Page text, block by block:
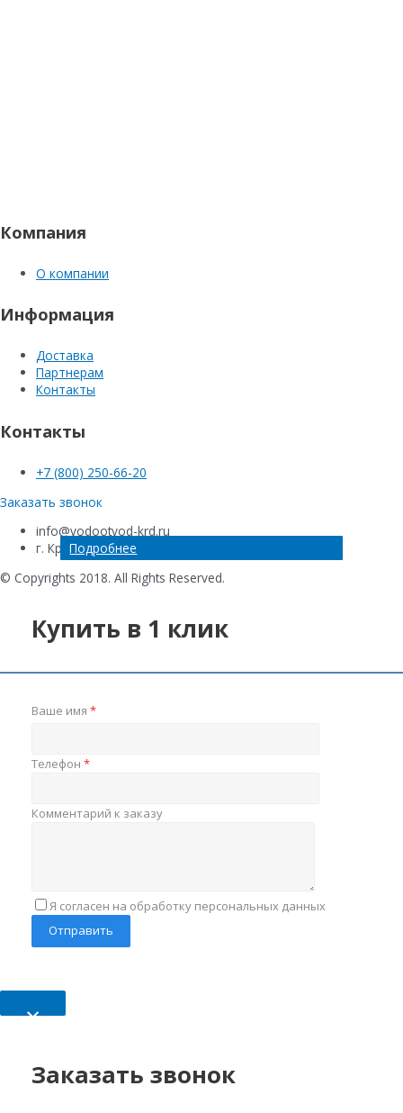
Подробнее
Подробнее
Подробнее
Подробнее
Компания
О компании
Информация
Доставка
Партнерам
Контакты
Контакты
+7 (800) 250-66-20
Заказать звонок
info@vodootvod-krd.ru
г. Краснодар, ул. Новороссийская , 220Е
© Copyrights 2018. All Rights Reserved.
Купить в 1 клик
Ваше имя *
Телефон *
Комментарий к заказу
Я согласен на обработку персональных данных
×
Заказать звонок